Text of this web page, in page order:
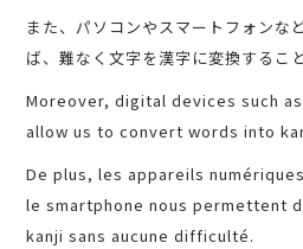
また、パソコンやスマートフォンな
ば、難なく文字を漢字に変換するこ
Moreover, digital devices such
allow us to convert words into
De plus, les appareils
le smartphone nous permettent
kanji sans aucune difficulté.